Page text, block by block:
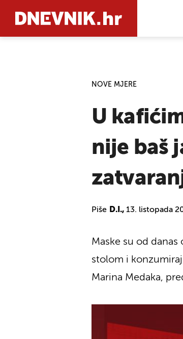
NOVE MJERE
U
nije baš
Piše D.I., 13. listopada
Maske su od
stolom i
Marina Medaka,